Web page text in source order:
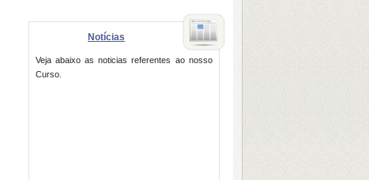
Notícias
Veja abaixo as noticias referentes ao nosso
Curso.